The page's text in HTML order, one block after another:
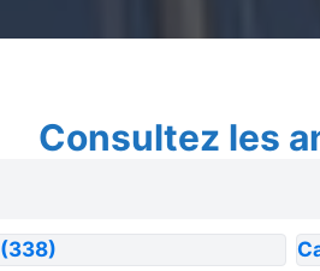
Consultez les
(338)